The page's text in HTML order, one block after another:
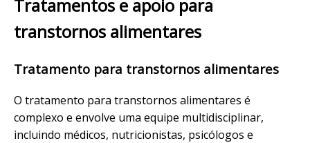
Tratamentos e apoio para
transtornos alimentares
Tratamento para transtornos alimentares
O tratamento para transtornos alimentares é
complexo e envolve uma equipe multidisciplinar,
incluindo médicos, nutricionistas, psicólogos e